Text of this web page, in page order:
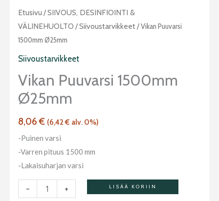
Etusivu /SIIVOUS, DESINFIOINTI &
VÄLINEHUOLTO /Siivoustarvikkeet/ Vikan Puuvarsi
1500mm Ø25mm
Siivoustarvikkeet
Vikan Puuvarsi 1500mm
Ø25mm
8,06€ (6,42€ alv. 0%)
-Puinen varsi
-Varren pituus 1500 mm
-Lakaisuharjan varsi
-
Vikan
puuvarsi
1500mm
Ø25mm
+ LISÄÄ KORIIN